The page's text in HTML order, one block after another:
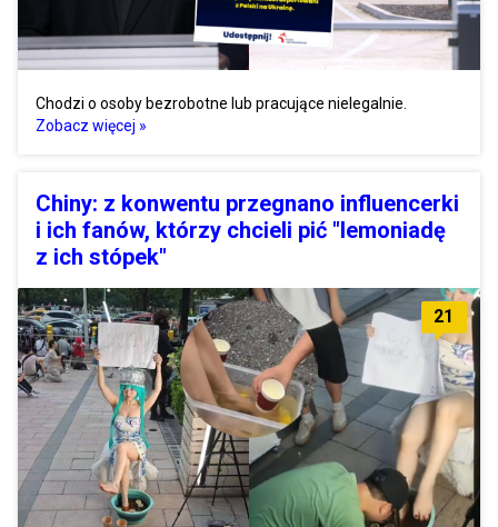
Chodzi o osoby bezrobotne lub pracujące nielegalnie.
Zobacz więcej »
Chiny: z konwentu przegnano influencerki
i ich fanów, którzy chcieli pić "lemoniadę
z ich stópek"
21